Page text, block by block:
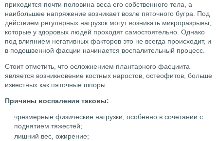
приходится почти половина веса его собственного тела, а
наибольшее напряжение возникает возле пяточного бугра. Под
действием регулярных нагрузок могут возникать микроразрывы,
которые у здоровых людей проходят самостоятельно. Однако
под влиянием негативных факторов это не всегда происходит, и
в подошвенной фасции начинается воспалительный процесс.
Стоит отметить, что осложнением плантарного фасциита
является возникновение костных наростов, остеофитов, больше
известных как пяточные шпоры.
Причины воспаления таковы:
чрезмерные физические нагрузки, особенно в сочетании с
поднятием тяжестей;
лишний вес, ожирение;